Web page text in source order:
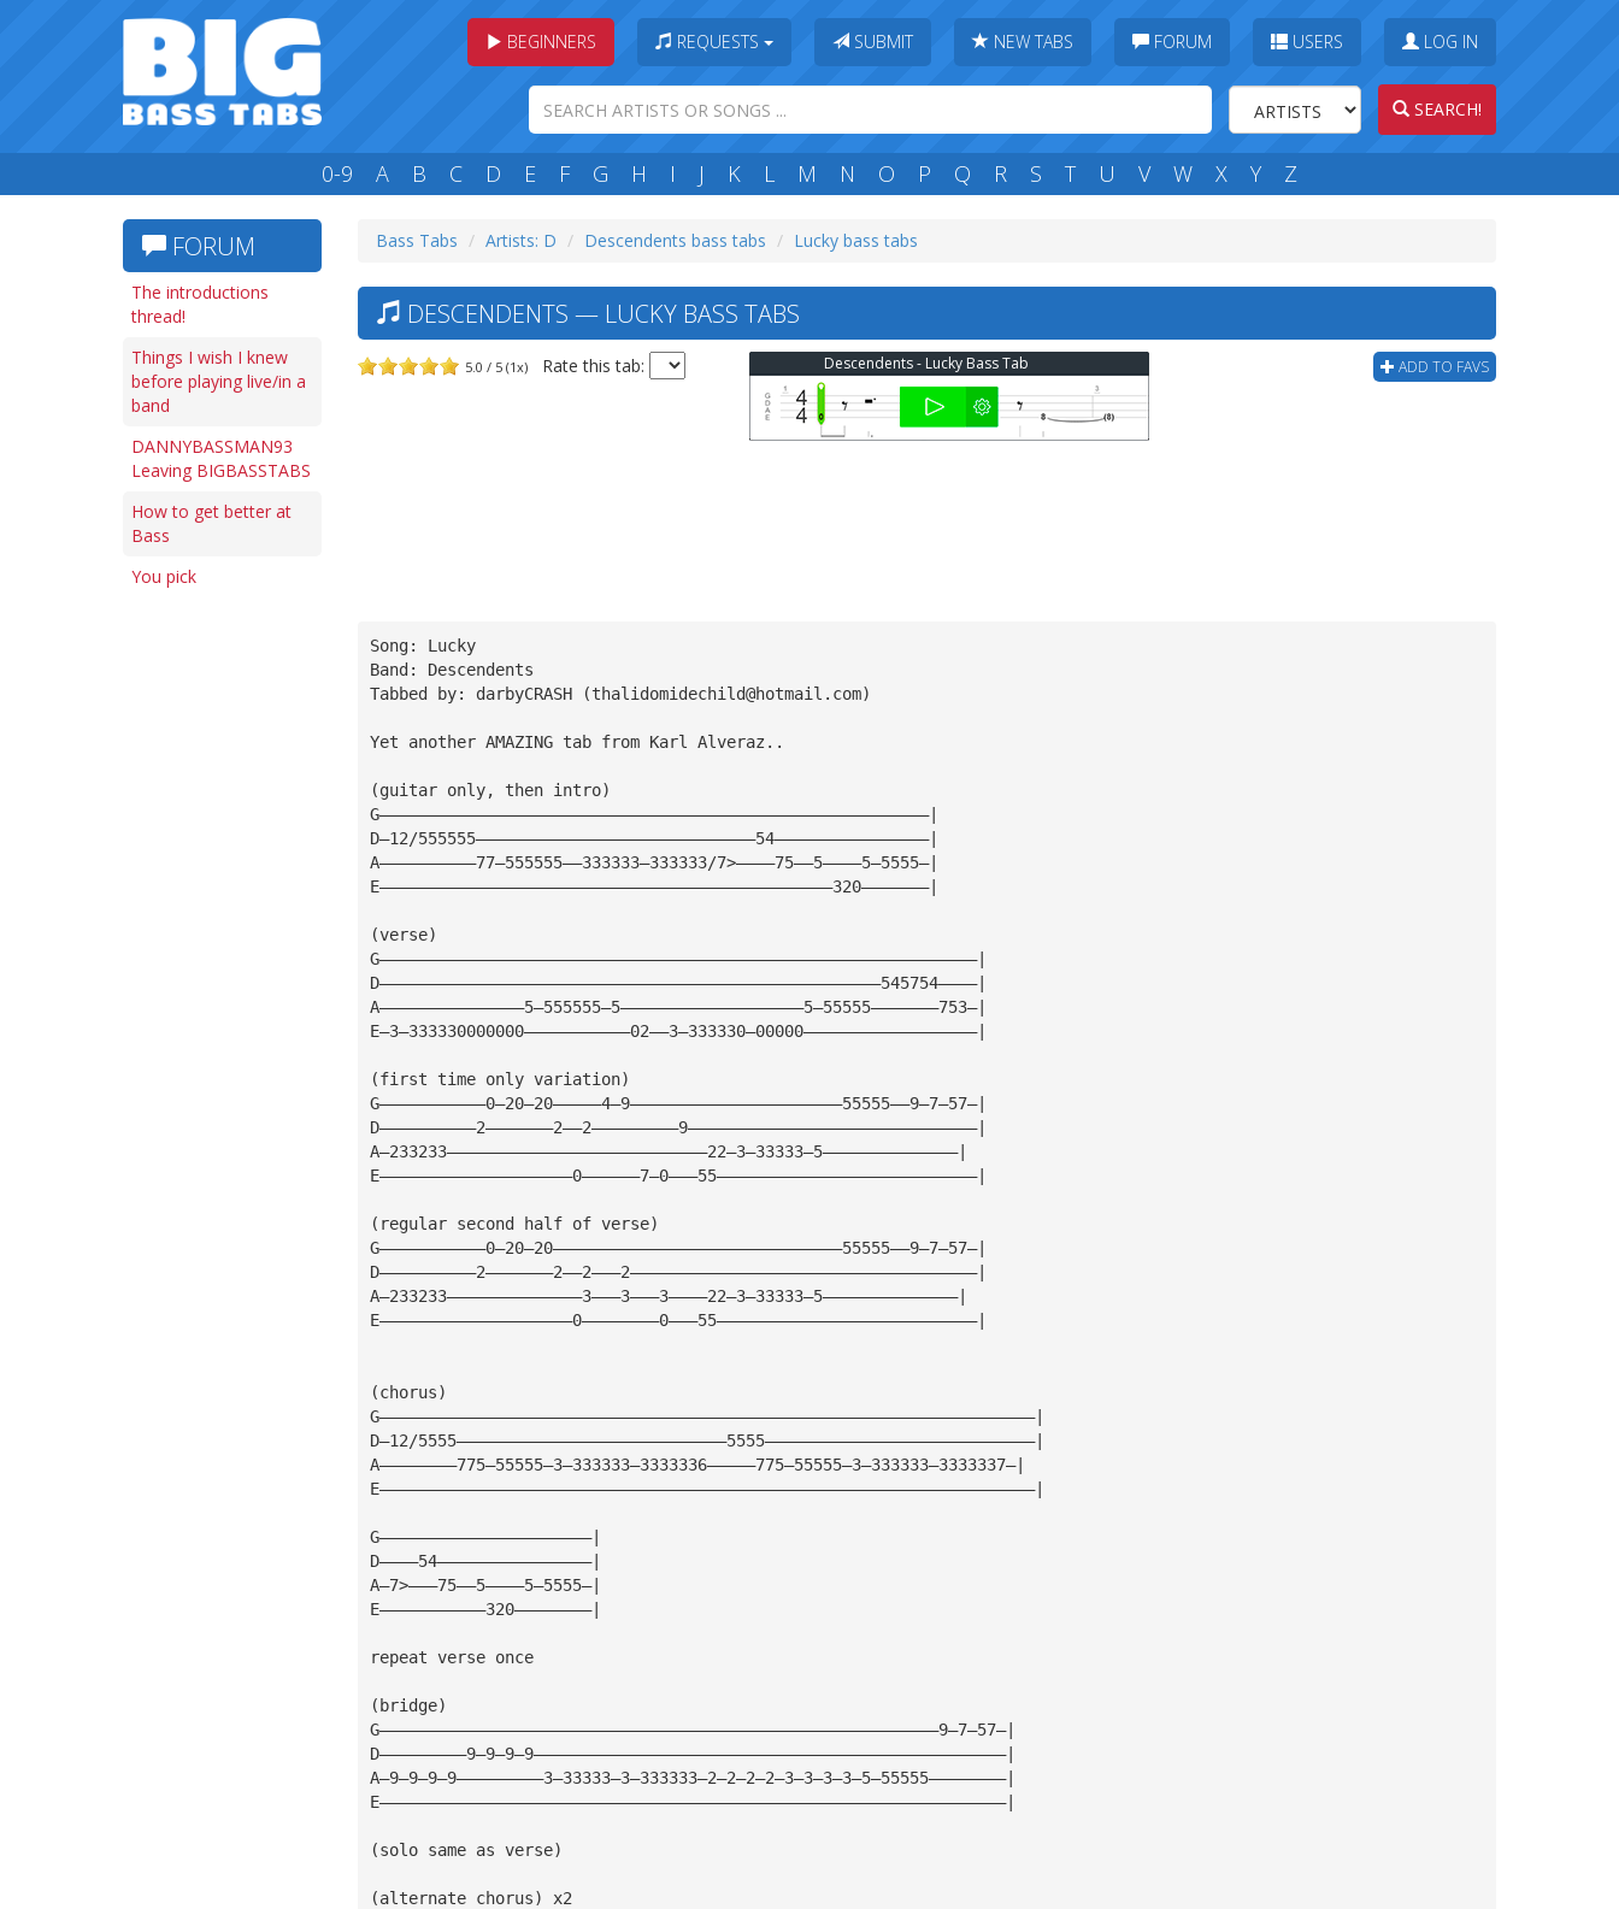
BEGINNERS REQUESTS SUBMIT NEW TABS FORUM USERS LOG IN
SEARCH!
0-9 A B C D E F G H I J K L M N O P Q R S T U V W X Y Z
FORUM
The introductions
thread!
Things I wish I knew
before playing live/in a
band
DANNYBASSMAN93
Leaving BIGBASSTABS
How to get better at
Bass
You pick
Bass Tabs Artists: D Descendents bass tabs Lucky bass tabs
DESCENDENTS — LUCKY BASS TABS
5.0 / 5 (1x) Rate this tab: ADD TO FAVS
Descendents - Lucky Bass Tab
Song: Lucky
Band: Descendents
Tabbed by: darbyCRASH (thalidomidechild@hotmail.com)
Yet another AMAZING tab from Karl Alveraz..
(guitar only, then intro)
G—————————————————————————————————————————————————————————|
D—12/555555—————————————————————————————54————————————————|
A——————————77—555555——333333—333333/7>————75——5————5—5555—|
E———————————————————————————————————————————————320———————|
(verse)
G——————————————————————————————————————————————————————————————|
D————————————————————————————————————————————————————545754————|
A———————————————5—555555—5———————————————————5—55555———————753—|
E—3—333330000000———————————02——3—333330—00000——————————————————|
(first time only variation)
G———————————0—20—20—————4—9——————————————————————55555——9—7—57—|
D——————————2———————2——2—————————9——————————————————————————————|
A—233233———————————————————————————22—3—33333—5——————————————|
E————————————————————0——————7—0———55———————————————————————————|
(regular second half of verse)
G———————————0—20—20——————————————————————————————55555——9—7—57—|
D——————————2———————2——2———2————————————————————————————————————|
A—233233——————————————3———3———3————22—3—33333—5——————————————|
E————————————————————0————————0———55———————————————————————————|
(chorus)
G————————————————————————————————————————————————————————————————————|
D—12/5555————————————————————————————5555————————————————————————————|
A————————775—55555—3—333333—3333336—————775—55555—3—333333—3333337—|
E————————————————————————————————————————————————————————————————————|
G——————————————————————|
D————54————————————————|
A—7>———75——5————5—5555—|
E———————————320————————|
repeat verse once
(bridge)
G——————————————————————————————————————————————————————————9—7—57—|
D—————————9—9—9—9—————————————————————————————————————————————————|
A—9—9—9—9—————————3—33333—3—333333—2—2—2—2—3—3—3—3—5—55555————————|
E—————————————————————————————————————————————————————————————————|
(solo same as verse)
(alternate chorus) x2